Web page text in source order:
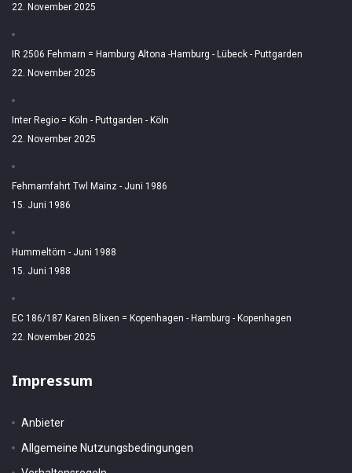
22. November 2025
IR 2506 Fehmarn = Hamburg Altona -Hamburg - Lübeck - Puttgarden
22. November 2025
Inter Regio = Köln - Puttgarden - Köln
22. November 2025
Fehmarnfahrt Twl Mainz - Juni 1986
15. Juni 1986
Hummeltörn - Juni 1988
15. Juni 1988
EC 186/187 Karen Blixen = Kopenhagen - Hamburg - Kopenhagen
22. November 2025
Impressum
Anbieter
Allgemeine Nutzungsbedingungen